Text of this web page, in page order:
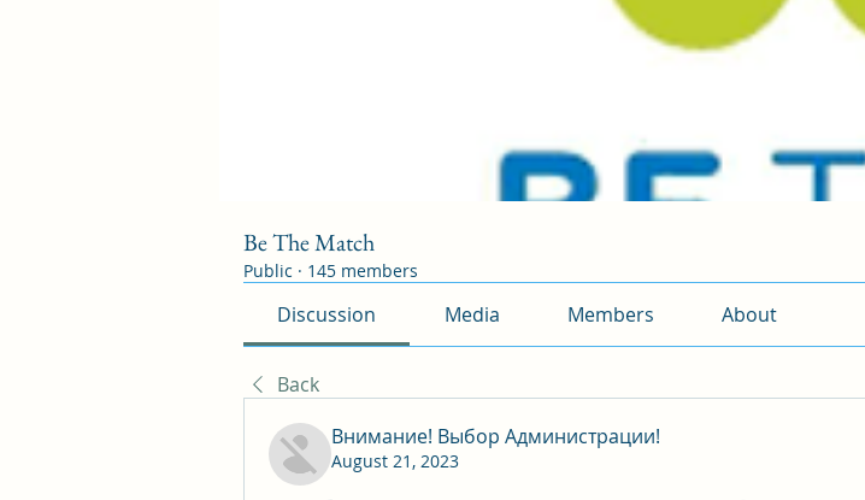
Be The Match
Public · 145 members
Discussion Media Members About
Back
Внимание! Выбор Администрации!
August 21, 2023